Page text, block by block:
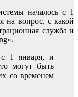
началось с 1
на вопрос, с какой
служба и
с 1 января, и
могут быть
со временем